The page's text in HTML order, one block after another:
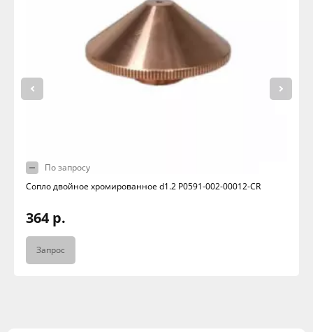
По запросу
Сопло двойное хромированное d1.2 P0591-002-00012-CR
364 р.
Запрос